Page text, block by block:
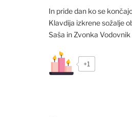
In pride dan ko se
Klavdija izkrene sožalje
Saša in Zvonka Vodovnik
+1